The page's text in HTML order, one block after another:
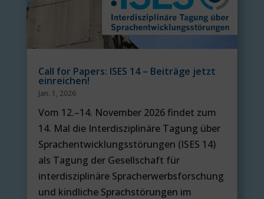
Call for Papers: ISES 14 – Beiträge jetzt
einreichen!
Jan. 1, 2026
Vom 12.–14. November 2026 findet zum
14. Mal die Interdisziplinäre Tagung über
Sprachentwicklungsstörungen (ISES 14)
als Tagung der Gesellschaft für
interdisziplinäre Spracherwerbsforschung
und kindliche Sprachstörungen im